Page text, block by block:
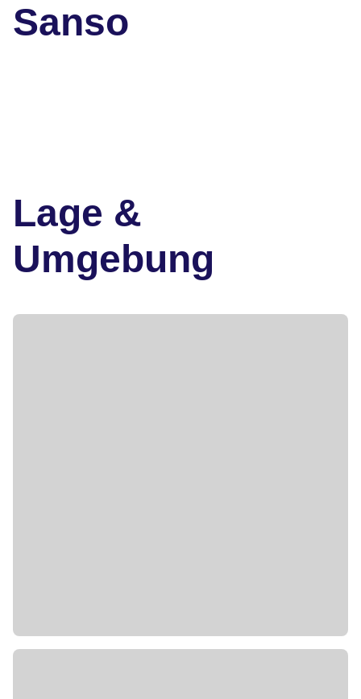
Sanso
Lage &
Umgebung